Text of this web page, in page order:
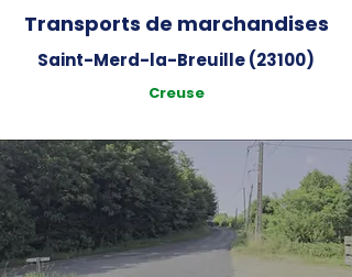
Transports de marchandises
Saint-Merd-la-Breuille (23100)
Creuse